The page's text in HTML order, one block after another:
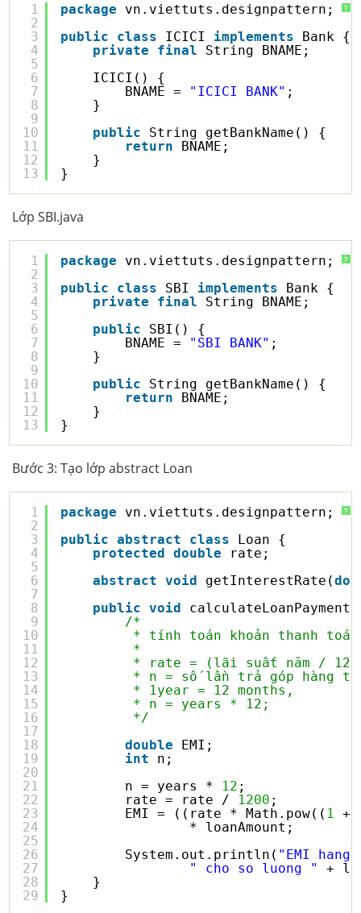
?
1
2
3
4
5
6
7
8
9
10
11
12
13
package
vn.viettuts.designpattern;
public
class ICICI implements
Bank {
private
final
String BNAME;
ICICI() {
BNAME = "ICICI BANK" ;
}
public
String getBankName() {
return
BNAME;
}
}
Lớp SBI.java
?
1
2
3
4
5
6
7
8
9
10
11
12
13
package
vn.viettuts.designpattern;
public
class SBI implements
Bank {
private
final
String BNAME;
public
SBI() {
BNAME = "SBI BANK" ;
}
public
String getBankName() {
return
BNAME;
}
}
Bước 3: Tạo lớp abstract Loan
?
1
2
3
4
5
6
7
8
9
10
11
12
13
14
15
16
17
18
19
20
21
22
23
24
25
26
27
28
29
package
vn.viettuts.designpattern;
public
abstract class
Loan {
protected
double
rate;
abstract
void getInterestRate(
public
void calculateLoanPayment(
/*
* tính toán khoản thanh
*
* rate = (lãi suất năm /
* n = số lần trả góp hàng
* 1year = 12 months,
* n = years * 12;
*/
double
EMI;
int
n;
n = years * 12 ;
rate = rate / 1200 ;
EMI = ((rate * Math.pow(( 1
+
* loanAmount;
System.out.println( "EMI
" cho so luong "
+
}
}